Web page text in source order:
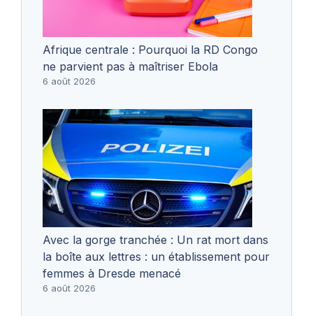
Afrique centrale : Pourquoi la RD Congo
ne parvient pas à maîtriser Ebola
6 août 2026
Avec la gorge tranchée : Un rat mort dans
la boîte aux lettres : un établissement pour
femmes à Dresde menacé
6 août 2026